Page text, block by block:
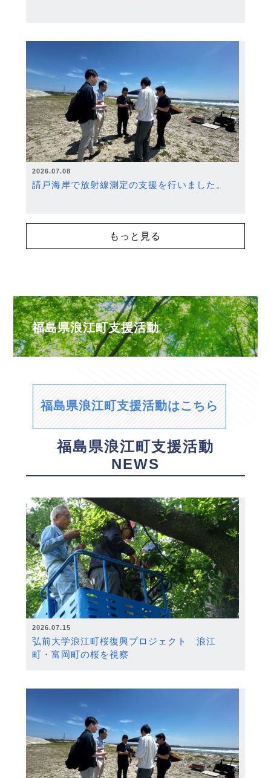
2026.07.08
請戸海岸で放射線測定の支援を行いました。
もっと見る
福島県浪江町支援活動
福島県浪江町支援活動はこちら
福島県浪江町支援活動
NEWS
2026.07.15
弘前大学浪江町桜復興プロジェクト 浪江
町・富岡町の桜を視察